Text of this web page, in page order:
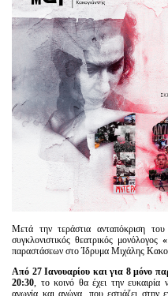
Μετά την τεράστια ανταπόκριση
συγκλονιστικός θεατρικός μονόλογος
παραστάσεων στο Ίδρυμα Μιχάλης
Από 27 Ιανουαρίου και για 8 μόνο
20:30, το κοινό θα έχει την ευκαιρία
αγωνία και αγώνα, που εστιάζει